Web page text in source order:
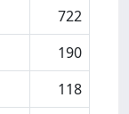
722
190
118